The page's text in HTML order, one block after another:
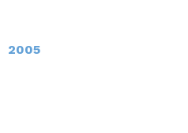
2005